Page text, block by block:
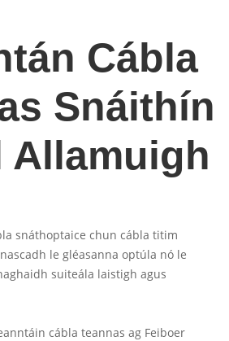
Cábla
Snáithín
Allamuigh
snáthoptaice chun cábla titim
le gléasanna optúla nó le
suiteála laistigh agus
cábla teannas ag Feiboer